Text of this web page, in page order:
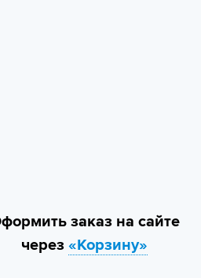
заказ на сайте
через «Корзину»